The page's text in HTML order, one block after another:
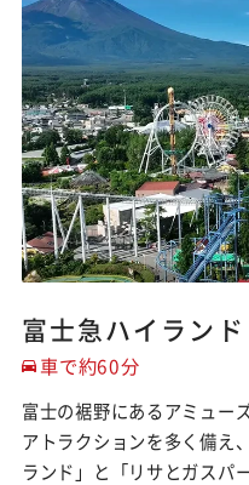
富士急ハイランド
車で約60分
富士の裾野にあるアミュー
アトラクションを多く備え
ランド」と「リサとガスパ